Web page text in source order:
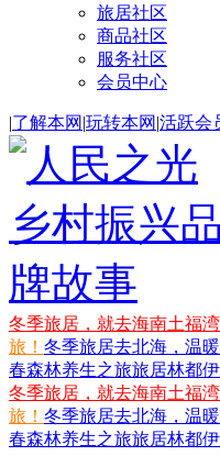
旅居社区
商品社区
服务社区
会员中心
|了解本网 |玩转本网 |活跃会
冬季旅居，就去海南土福
旅！ 冬季旅居去北海，温
春森林养生之旅旅居林都
冬季旅居，就去海南土福
旅！ 冬季旅居去北海，温
春森林养生之旅旅居林都